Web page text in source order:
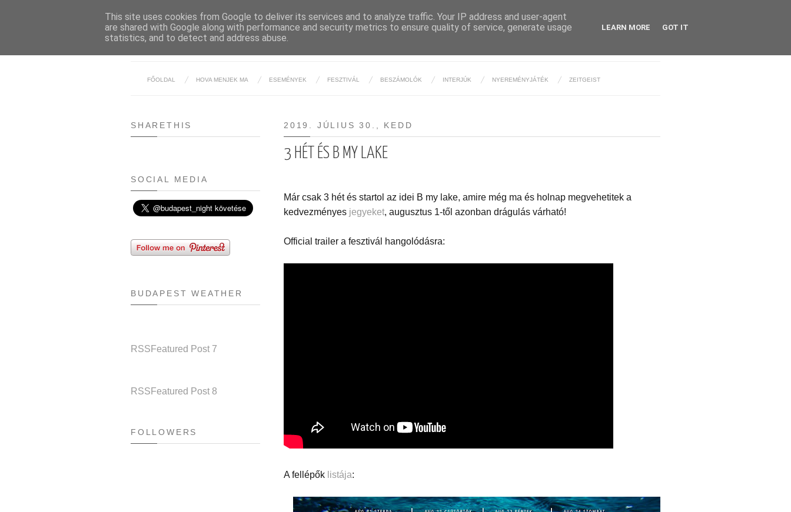
BUDAPESTI ÉJSZAKA
FŐOLDAL HOVA MENJEK MA ESEMÉNYEK FESZTIVÁL BESZÁMOLÓK INTERJÚK NYEREMÉNYJÁTÉK ZEITGEIST
2019. JÚLIUS 30., KEDD
3 HÉT ÉS B MY LAKE
Már csak 3 hét és startol az idei B my lake, amire még ma és holnap megvehetitek a
kedvezményes jegyeket, augusztus 1-től azonban drágulás várható!
Official trailer a fesztivál hangolódásra:
A fellépők listája:
SHARETHIS
SOCIAL MEDIA
BUDAPEST WEATHER
RSS Featured Post 7
RSS Featured Post 8
FOLLOWERS
This site uses cookies from Google to deliver its services and to analyze traffic. Your IP address and user-agent
are shared with Google along with performance and security metrics to ensure quality of service, generate usage
statistics, and to detect and address abuse.
LEARN MORE GOT IT